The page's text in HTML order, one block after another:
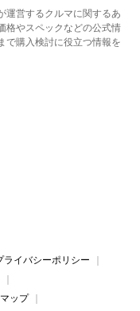
運営するクルマに関するあ
格やスペックなどの公式情
で購入検討に役立つ情報を
ライバシーポリシー
ップ